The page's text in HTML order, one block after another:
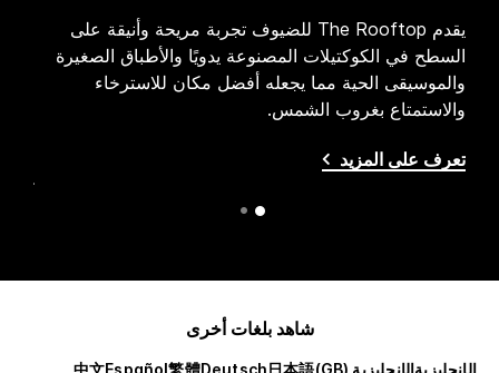
يقدم The Rooftop للضيوف تجربة مريحة وأنيقة على
السطح في الكوكتيلات المصنوعة يدويًا والأطباق الصغيرة
والموسيقى الحية مما يجعله أفضل مكان للاسترخاء
والاستمتاع بغروب الشمس.
تعرف على المزيد
شاهد بلغات أخرى